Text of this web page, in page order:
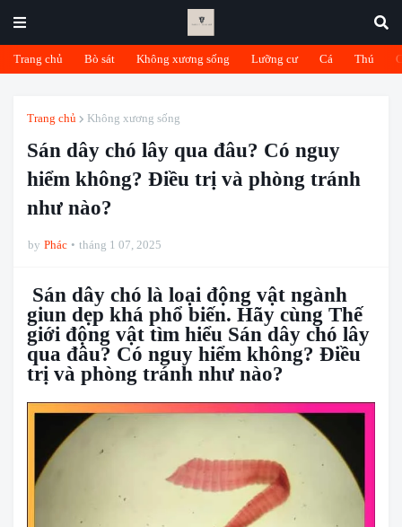
Trang chủ Bò sát Không xương sống Lưỡng cư Cá Thú
Trang chủ Không xương sống
Sán dây chó lây qua đâu? Có nguy
hiểm không? Điều trị và phòng tránh
như nào?
by Phác tháng 1 07, 2025
Sán dây chó là loại động vật ngành
giun dẹp khá phổ biến. Hãy cùng Thế
giới động vật tìm hiểu Sán dây chó lây
qua đâu? Có nguy hiểm không? Điều
trị và phòng tránh như nào?